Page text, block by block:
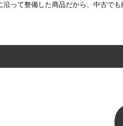
って整備した商品だから、中古で